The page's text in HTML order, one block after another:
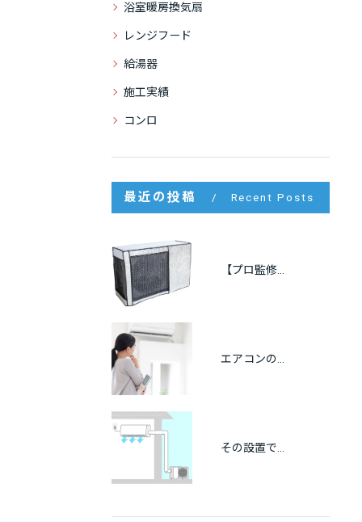
浴室暖房換気扇
レンジフード
給湯器
施工実績
コンロ
最近の投稿 Recent Posts
【プロ監修】室外機の遮熱カバーは逆効果？効果・メリット・注意点をわかりやすく解説
エアコンの冷房が出ない原因をプロが解説｜自分でできる点検方法も紹介
その設置で大丈夫？エアコンの離隔距離と正しい設置基準を徹底解説